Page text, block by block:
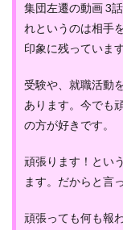
集団左遷の動画 3
れというのは相手
印象に残っています
受験や、就職活動
あります。今でも
の方が好きです。
頑張ります！とい
ます。だからと言っ
頑張っても何も報